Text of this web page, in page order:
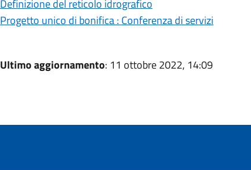
Definizione del reticolo idrografico
Progetto unico di bonifica : Conferenza di servizi
Ultimo aggiornamento: 11 ottobre 2022, 14:09